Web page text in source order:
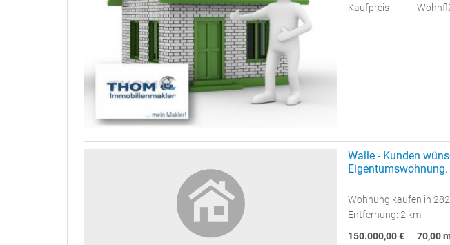
Kaufpreis
Walle - Kunden
Wohnung kaufen in
Entfernung: 2 km
150.000,00 €
70,00